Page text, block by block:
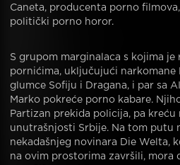
Caneta, producenta porno
politički porno horor.
S grupom marginalaca s kojima je
pornićima, uključujući narkomane
glumce Sofiju i Dragana, i par sa
Marko pokreće porno kabare.
Partizan prekida policija, pa
unutrašnjosti Srbije. Na tom putu
nekadašnjeg novinara Die Welta,
na ovim prostorima završili, mora